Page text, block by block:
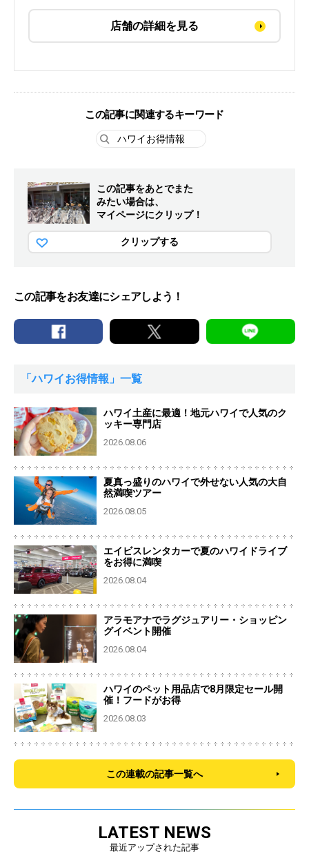
店舗の詳細を見る
この記事に関連するキーワード
ハワイお得情報
この記事をあとでまた
みたい場合は、
マイページにクリップ！
クリップする
この記事をお友達にシェアしよう！
「ハワイお得情報」一覧
ハワイ土産に最適！地元ハワイで人気のク
ッキー専門店
2026.08.06
夏真っ盛りのハワイで外せない人気の大自
然満喫ツアー
2026.08.05
エイビスレンタカーで夏のハワイドライブ
をお得に満喫
2026.08.04
アラモアナでラグジュアリー・ショッピン
グイベント開催
2026.08.04
ハワイのペット用品店で8月限定セール開
催！フードがお得
2026.08.03
この連載の記事一覧へ
LATEST NEWS
最近アップされた記事